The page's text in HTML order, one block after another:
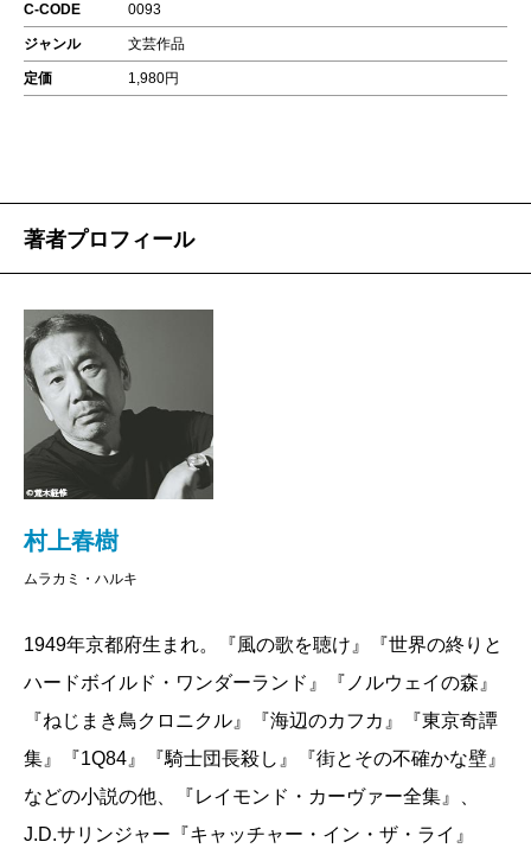
C-CODE 0093
ジャンル 文芸作品
定価 1,980円
著者プロフィール
村上春樹
ムラカミ・ハルキ
1949年京都府生まれ。『風の歌を聴け』『世界の終りと
ハードボイルド・ワンダーランド』『ノルウェイの森』
『ねじまき鳥クロニクル』『海辺のカフカ』『東京奇譚
集』『1Q84』『騎士団長殺し』『街とその不確かな壁』
などの小説の他、『レイモンド・カーヴァー全集』、
J.D.サリンジャー『キャッチャー・イン・ザ・ライ』